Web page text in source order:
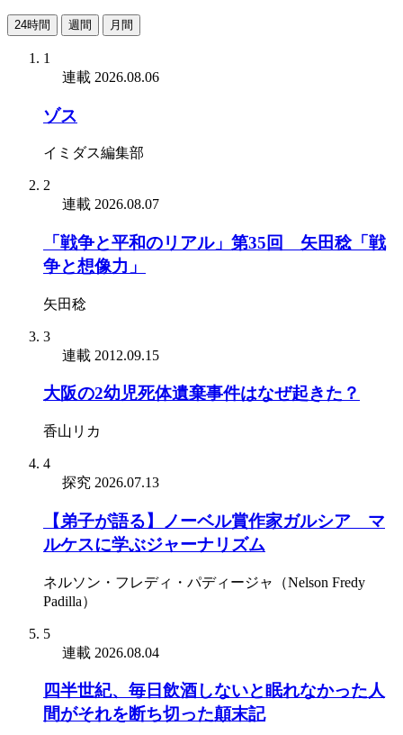
24時間 週間 月間
1
連載 2026.08.06
ゾス
イミダス編集部
2
連載 2026.08.07
「戦争と平和のリアル」第35回 矢田稔「戦
争と想像力」
矢田稔
3
連載 2012.09.15
大阪の2幼児死体遺棄事件はなぜ起きた？
香山リカ
4
探究 2026.07.13
【弟子が語る】ノーベル賞作家ガルシア゠マ
ルケスに学ぶジャーナリズム
ネルソン・フレディ・パディージャ（Nelson Fredy
Padilla）
5
連載 2026.08.04
四半世紀、毎日飲酒しないと眠れなかった人
間がそれを断ち切った顛末記